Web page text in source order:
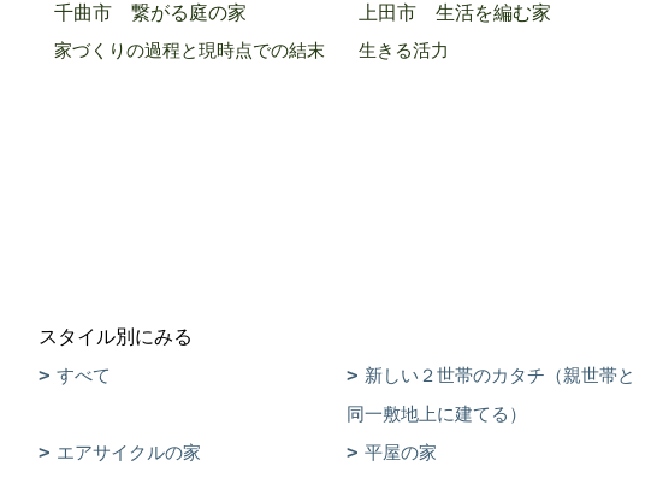
千曲市 繋がる庭の家
家づくりの過程と現時点での結末
上田市 生活を編む家
生きる活力
スタイル別にみる
すべて
新しい２世帯のカタチ（親世帯と
同一敷地上に建てる）
エアサイクルの家 平屋の家